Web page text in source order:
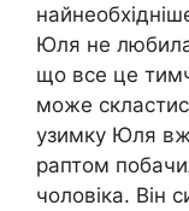
Юля не
що все це
може
узимку Юля
раптом
чоловіка. Він